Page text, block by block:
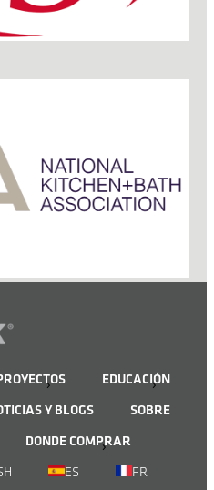
EDUCACIÓN
Y BLOGS
SOBRE
DONDE COMPRAR
ES
FR